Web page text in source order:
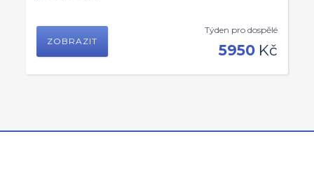
ZOBRAZIT
Týden pro dospělé
5950 Kč